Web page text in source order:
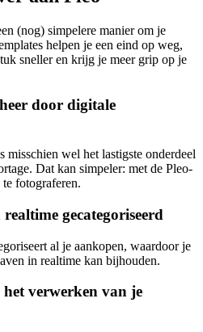
(nog) simpelere manier om je
helpen je een eind op weg,
sneller en krijg je meer grip op je
door digitale
misschien wel het lastigste onderdeel
Dat kan simpeler: met de Pleo-
fotograferen.
gecategoriseerd
al je aankopen, waardoor je
in realtime kan bijhouden.
verwerken van je